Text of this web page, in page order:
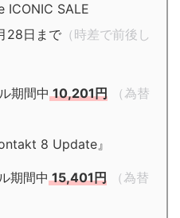
ICONIC SALE
28日まで （時差で前後し
期間中10,201円
（為替
8 Update』
期間中15,401円
（為替